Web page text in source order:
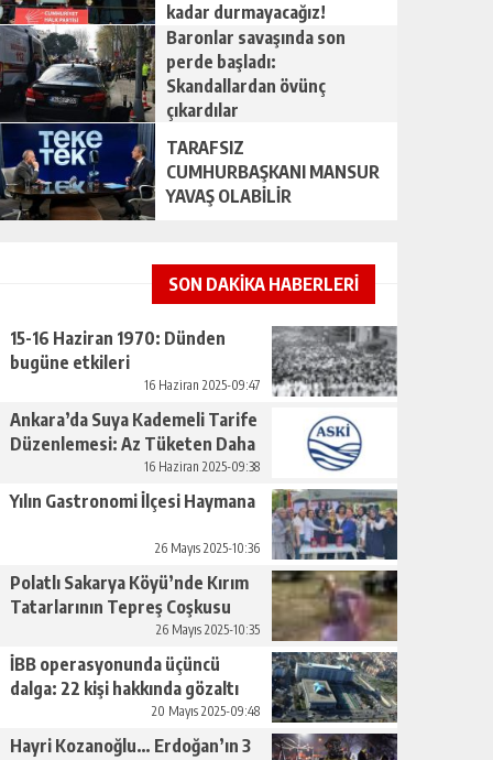
kadar durmayacağız!
Baronlar savaşında son
perde başladı:
Skandallardan övünç
çıkardılar
TARAFSIZ
CUMHURBAŞKANI MANSUR
YAVAŞ OLABİLİR
SON DAKİKA HABERLERİ
15-16 Haziran 1970: Dünden
bugüne etkileri
16 Haziran 2025-09:47
Ankara’da Suya Kademeli Tarife
Düzenlemesi: Az Tüketen Daha
16 Haziran 2025-09:38
Yılın Gastronomi İlçesi Haymana
26 Mayıs 2025-10:36
Polatlı Sakarya Köyü’nde Kırım
Tatarlarının Tepreş Coşkusu
26 Mayıs 2025-10:35
İBB operasyonunda üçüncü
dalga: 22 kişi hakkında gözaltı
20 Mayıs 2025-09:48
Hayri Kozanoğlu… Erdoğan’ın 3